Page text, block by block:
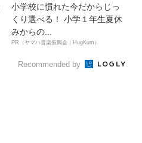
小学校に慣れた今だからじっ
くり選べる！ 小学１年生夏休
みからの...
PR（ヤマハ音楽振興会｜HugKum）
Recommended by